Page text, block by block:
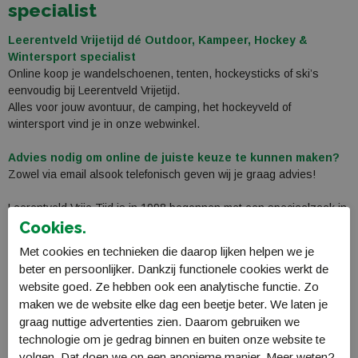
specialist
Leerentveld Vrijetijd dé Outdoor, Kampeer, Hockey &
Wintersport specialist
Online koop je wandelschoenen, tenten, hockeysticks of ski’s
eenvoudig bij Leerentveld Vrijetijd.
Alles voor jouw avontuur, de camping, het hockeyveld of
wintersport vind je in onze webwinkel.
Advies nodig om online de juiste keuze te kunnen maken?
Zowel via email alsook telefonisch geven wij je graag advies!
Leerentveld Vrije Tijd is in 1998 begonnen met een speciaalzaak in
Outdoor, Kamperen & Wintersport.
stadion (IJsseldelta Stadion) te Zwolle.
Hier kun je alles bewonderen & aanschaffen wat je op onze
website ziet staan.
Wandelen
Leerentveld Vrijetijd heeft 1 van de grootste collecties
Cookies.
Met cookies en technieken die daarop lijken helpen we je
beter en persoonlijker. Dankzij functionele cookies werkt de
website goed. Ze hebben ook een analytische functie. Zo
maken we de website elke dag een beetje beter. We laten je
graag nuttige advertenties zien. Daarom gebruiken we
technologie om je gedrag binnen en buiten onze website te